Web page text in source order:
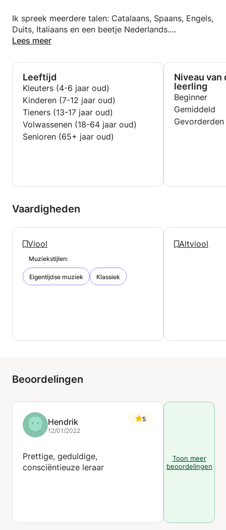
Ik spreek meerdere talen: Catalaans, Spaans, Engels,
Duits, Italiaans en een beetje Nederlands.
Ik gebruik de Suzuki-methode en ik werk met games
het lezen van partituren en we trainen het oor om
gemakkelijke liedjes te kunnen spelen door naar de
muziek te luisteren.
Speelde met veel orkesten:
Sinfonia Rotterdam
Orkest symphonica del Valles (Barcelona)
Lid van het Gustav Mahler jeugdorkest (gecreëerd
Chamber oper van Keulen
Lees meer
Leeftijd
Kleuters (4-6 jaar oud)
Kinderen (7-12 jaar oud)
Tieners (13-17 jaar oud)
Volwassenen (18-64 jaar oud)
Senioren (65+ jaar oud)
Niveau van
leerling
Beginner
Gemiddeld
Gevorderden
Vaardigheden
Viool
Muziekstijlen:
Eigentijdse muziek Klassiek
Altviool
Beoordelingen
Hendrik
12/01/2022
5
Prettige, geduldige,
consciëntieuze leraar
Toon meer
beoordelingen